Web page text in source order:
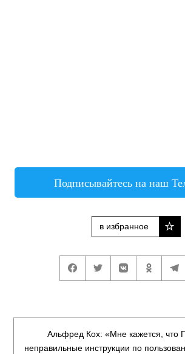
Подписывайтесь на наш
в избранное
Альфред Кох: «Мне кажется, что
неправильные инструкции по